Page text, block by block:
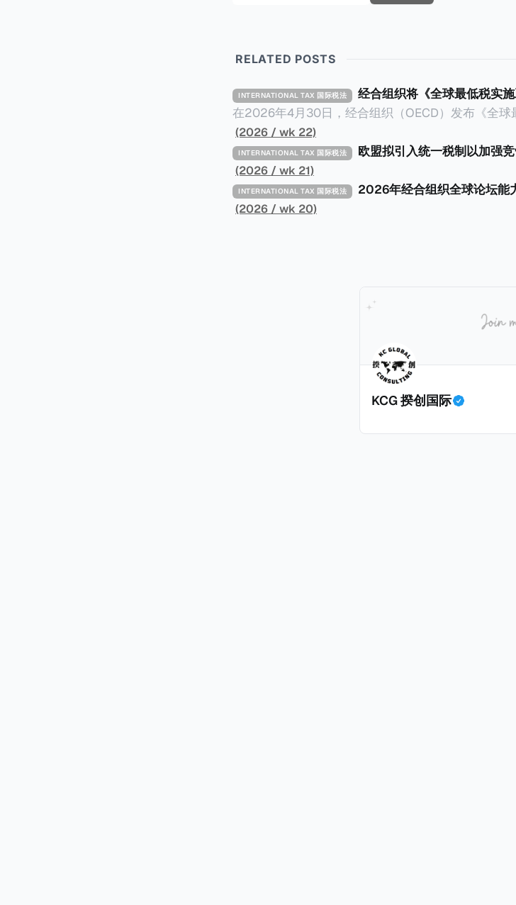
RELATED POSTS
INTERNATIONAL TAX 国际税法 经合组织将《全球最低税实
在2026年4月30日，经合组织（OECD）发布《全球
Minimum Tax Implementation Toolkit），为各国税
路线图，以确保全球最低税规则协调一致、高效落地。 《工具包》的主要内容总结如
一、 核心目标与背景 全球最低税规则旨在确保大型跨国企业在其运营的每个司法管辖区支付
至少15%的最低税款。《工具包》主要目标是协助税
架，识别最佳实践，并减少纳税人与征管机构的合规
(2026 / wk 22)
INTERNATIONAL TAX 国际税法 欧盟拟引入统一税制以加强
(2026 / wk 21)
INTERNATIONAL TAX 国际税法 2026年经合组织全球论坛能
(2026 / wk 20)
KCG 揆创国际